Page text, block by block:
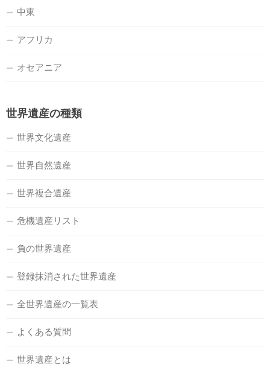
中東
アフリカ
オセアニア
世界遺産の種類
世界文化遺産
世界自然遺産
世界複合遺産
危機遺産リスト
負の世界遺産
登録抹消された世界遺産
全世界遺産の一覧表
よくある質問
世界遺産とは